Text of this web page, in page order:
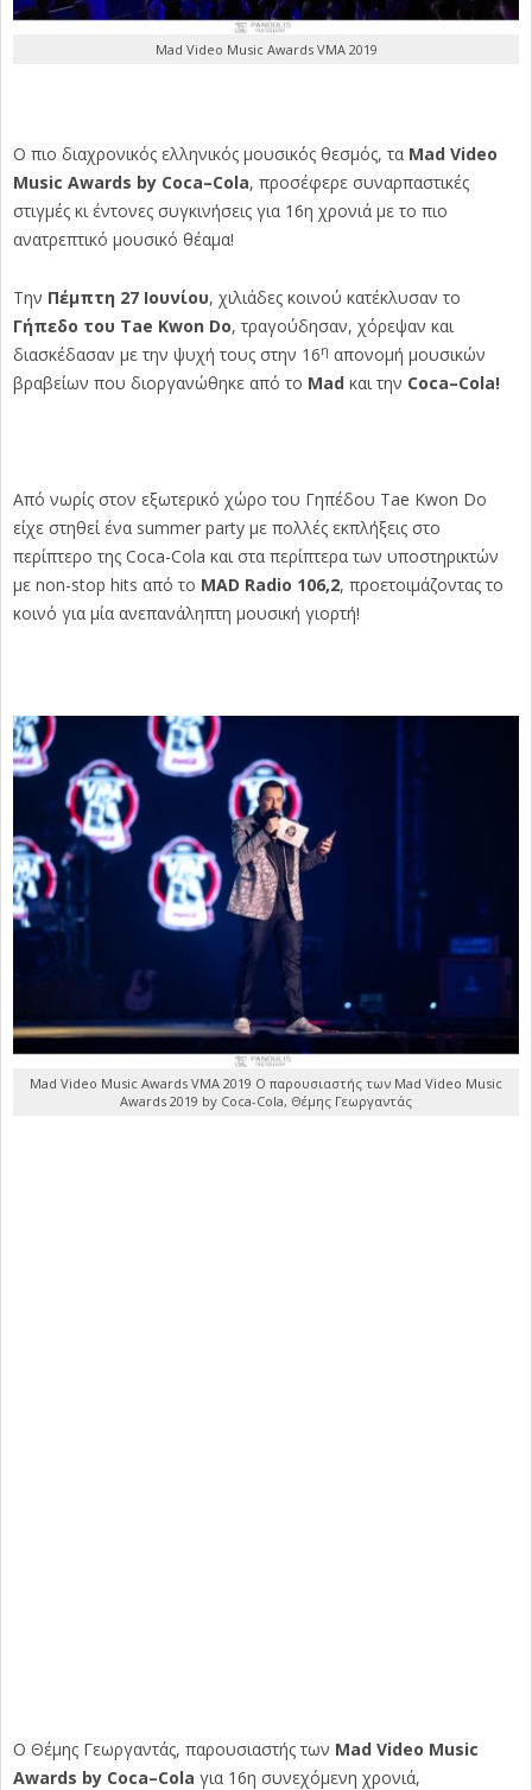
Mad Video Music Awards VMA 2019
Ο πιο διαχρονικός ελληνικός μουσικός θεσμός, τα Mad Video
Music Awards by Coca–Cola, προσέφερε συναρπαστικές
στιγμές κι έντονες συγκινήσεις για 16η χρονιά με το πιο
ανατρεπτικό μουσικό θέαμα!
Την Πέμπτη 27 Ιουνίου, χιλιάδες κοινού κατέκλυσαν το
Γήπεδο του Tae Kwon Do, τραγούδησαν, χόρεψαν και
διασκέδασαν με την ψυχή τους στην 16η απονομή μουσικών
βραβείων που διοργανώθηκε από το Mad και την Coca–Cola!
Από νωρίς στον εξωτερικό χώρο του Γηπέδου Tae Kwon Do
είχε στηθεί ένα summer party με πολλές εκπλήξεις στο
περίπτερο της Coca-Cola και στα περίπτερα των υποστηρικτών
με non-stop hits από το MAD Radio 106,2, προετοιμάζοντας το
κοινό για μία ανεπανάληπτη μουσική γιορτή!
Mad Video Music Awards VMA 2019 Ο παρουσιαστής των Mad Video Music
Awards 2019 by Coca-Cola, Θέμης Γεωργαντάς
Ο Θέμης Γεωργαντάς, παρουσιαστής των Mad Video Music
Awards by Coca–Cola για 16η συνεχόμενη χρονιά,